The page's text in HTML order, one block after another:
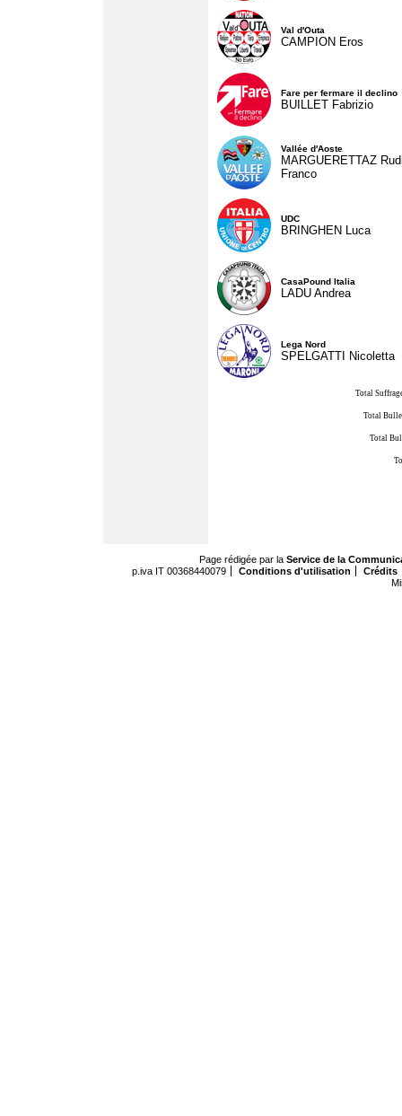
Val d'Outa
CAMPION Eros
Fare per fermare il declino
BUILLET Fabrizio
Vallée d'Aoste
MARGUERETTAZ
Franco
UDC
BRINGHEN Luca
CasaPound Italia
LADU Andrea
Lega Nord
SPELGATTI Nicoletta
Total
Total
Total
Page rédigée par la Service de la
p.iva IT 00368440079
Conditions d'utilisation
Crédits